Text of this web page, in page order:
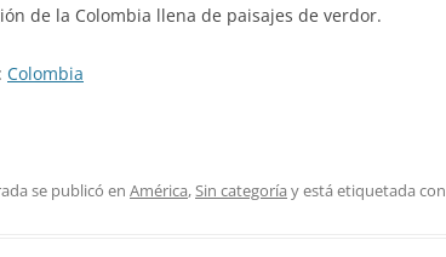
de la Colombia llena de paisajes de verdor.
Colombia
se publicó en América,Sin categoría y está etiquetada con